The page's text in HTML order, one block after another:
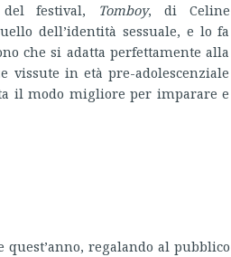
del festival, Tomboy, di Celine
dell’identità sessuale, e lo fa
che si adatta perfettamente alla
vissute in età pre-adolescenziale
il modo migliore per imparare e
quest’anno, regalando al pubblico